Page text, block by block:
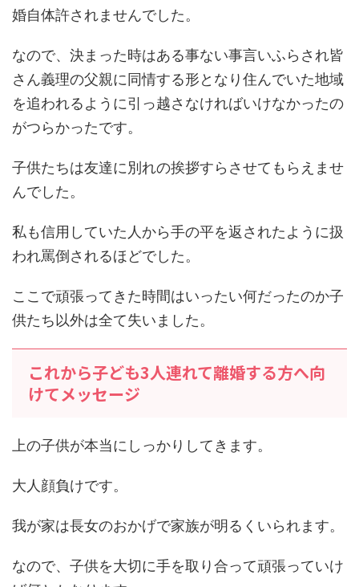
婚自体許されませんでした。
なので、決まった時はある事ない事言いふらされ皆
さん義理の父親に同情する形となり住んでいた地域
を追われるように引っ越さなければいけなかったの
がつらかったです。
子供たちは友達に別れの挨拶すらさせてもらえませ
んでした。
私も信用していた人から手の平を返されたように扱
われ罵倒されるほどでした。
ここで頑張ってきた時間はいったい何だったのか子
供たち以外は全て失いました。
これから子ども3人連れて離婚する方へ向
けてメッセージ
上の子供が本当にしっかりしてきます。
大人顔負けです。
我が家は長女のおかげで家族が明るくいられます。
なので、子供を大切に手を取り合って頑張っていけ